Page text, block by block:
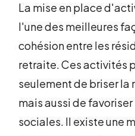
La mise en place
l'une des meilleures
cohésion entre les
retraite. Ces activités
seulement de briser
mais aussi de
sociales. Il existe une